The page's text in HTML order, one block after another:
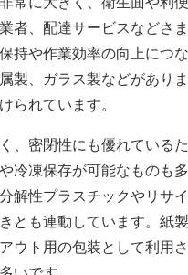
者、配達サービスなどさ
持や作業効率の向上につ
製、ガラス製などがあり
られています。
、密閉性にも優れている
冷凍保存が可能なものも
解性プラスチックやリサ
とも連動しています。紙
ウト用の包装として利用